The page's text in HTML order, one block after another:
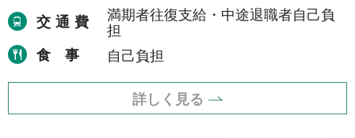
交通費
満期者往復支給・中途退職者自己負
担
食事
自己負担
詳しく見る